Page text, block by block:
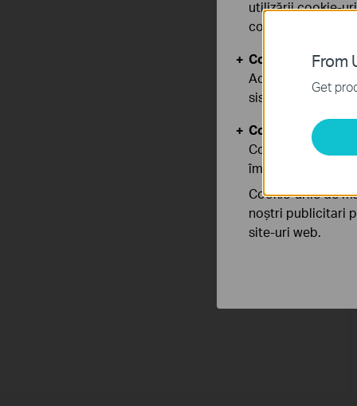
From
Get
utilizării cookie-
confidențialitate
Cookie-uri de
Aceste cookie-uri
sistemele tale
Cookie-uri de
Cookie-urile de
îmbunătăți și
Cookie-urile de
noștri publicitari
site-uri web.